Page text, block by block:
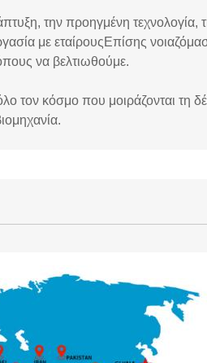
την προηγμένη
με εταίρουςΕπίσης
να βελτιωθούμε.
τον κόσμο που μοιράζονται